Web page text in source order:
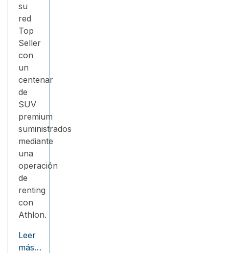
su
red
Top
Seller
con
un
centenar
de
SUV
premium
suministrados
mediante
una
operación
de
renting
con
Athlon.
Leer
más…